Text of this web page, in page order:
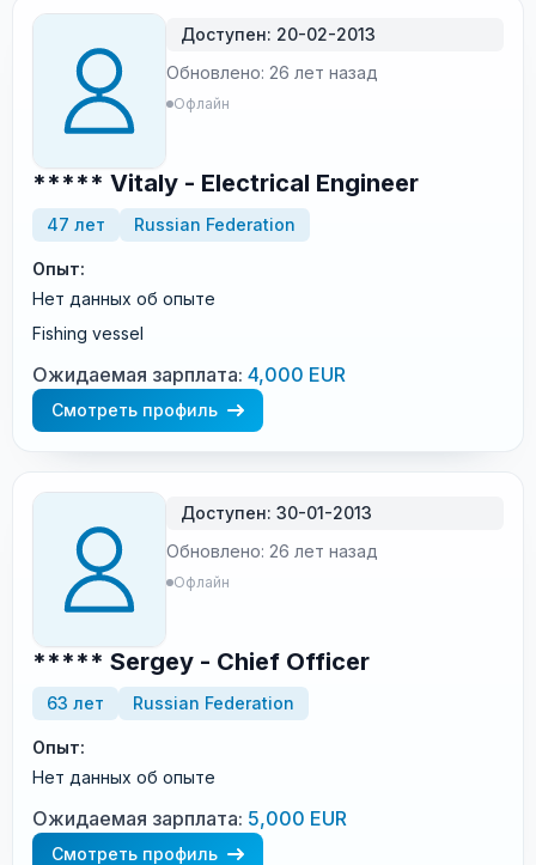
Доступен: 20-02-2013
Обновлено: 26 лет назад
Офлайн
***** Vitaly - Electrical Engineer
47 лет Russian Federation
Опыт:
Нет данных об опыте
Fishing vessel
Ожидаемая зарплата: 4,000 EUR
Смотреть профиль
Доступен: 30-01-2013
Обновлено: 26 лет назад
Офлайн
***** Sergey - Chief Officer
63 лет Russian Federation
Опыт:
Нет данных об опыте
Ожидаемая зарплата: 5,000 EUR
Смотреть профиль